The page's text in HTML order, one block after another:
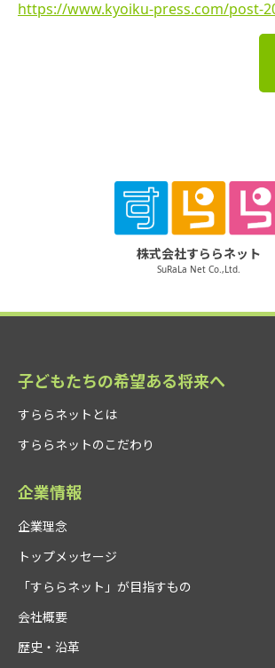
https://www.kyoiku-press.com/post-
株式会社すららネット
SuRaLa Net Co.,Ltd.
子どもたちの希望ある将来へ
すららネットとは
すららネットのこだわり
企業情報
企業理念
トップメッセージ
「すららネット」が目指すもの
会社概要
歴史・沿革